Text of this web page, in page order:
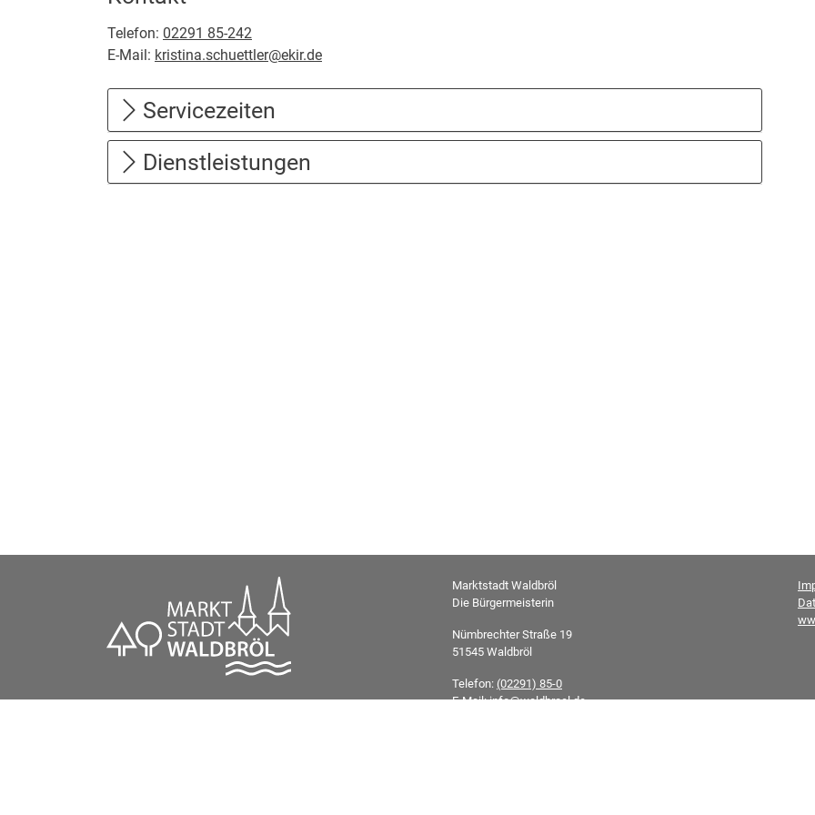
Telefon: 02291 85-242
E-Mail: kristina.schuettler@ekir.de
Servicezeiten
Dienstleistungen
Marktstadt Waldbröl
Die Bürgermeisterin
Nümbrechter Straße 19
51545 Waldbröl
Telefon: (02291) 85-0
E-Mail:info@waldbroel.de